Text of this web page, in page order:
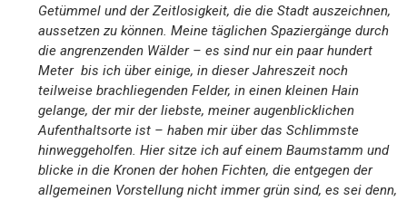
Getümmel und der Zeitlosigkeit, die die Stadt auszeichnen,
aussetzen zu können. Meine täglichen Spaziergänge durch
die angrenzenden Wälder – es sind nur ein paar hundert
Meter bis ich über einige, in dieser Jahreszeit noch
teilweise brachliegenden Felder, in einen kleinen Hain
gelange, der mir der liebste, meiner augenblicklichen
Aufenthaltsorte ist – haben mir über das Schlimmste
hinweggeholfen. Hier sitze ich auf einem Baumstamm und
blicke in die Kronen der hohen Fichten, die entgegen der
allgemeinen Vorstellung nicht immer grün sind, es sei denn,